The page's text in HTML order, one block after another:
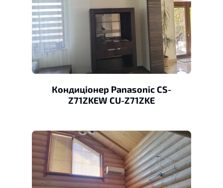
Кондиціонер Panasonic CS-
Z71ZKEW CU-Z71ZKE